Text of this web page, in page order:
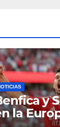
y
la